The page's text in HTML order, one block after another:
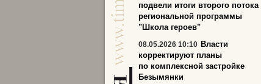
подвели итоги второго потока
региональной программы
"Школа героев"
08.05.2026 10:10 Власти
корректируют планы
по комплексной застройке
Безымянки